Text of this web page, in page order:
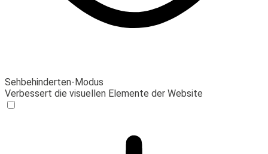
Sehbehinderten-Modus
Verbessert die visuellen Elemente der Website